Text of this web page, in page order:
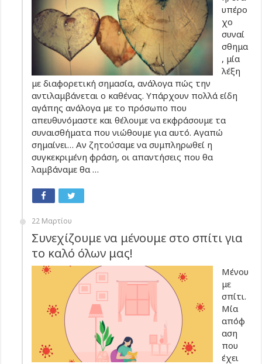
υπέρο
χο
συναί
σθημα
, μία
λέξη
με διαφορετική σημασία, ανάλογα πώς την
αντιλαμβάνεται ο καθένας. Υπάρχουν πολλά είδη
αγάπης ανάλογα με το πρόσωπο που
απευθυνόμαστε και θέλουμε να εκφράσουμε τα
συναισθήματα που νιώθουμε για αυτό. Αγαπώ
σημαίνει… Αν ζητούσαμε να συμπληρωθεί η
συγκεκριμένη φράση, οι απαντήσεις που θα
λαμβάναμε θα …
22 Μαρτίου
Συνεχίζουμε να μένουμε στο σπίτι για
το καλό όλων μας!
Μένου
με
σπίτι.
Μία
απόφ
αση
που
έχει